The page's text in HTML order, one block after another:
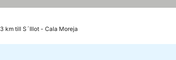
km till S´Illot - Cala Moreja